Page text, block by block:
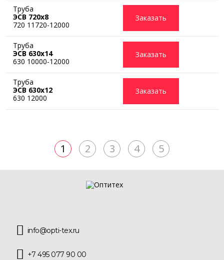
Труба
ЭСВ 720х8
720 11720-12000
Заказать
Труба
ЭСВ 630х14
630 10000-12000
Заказать
Труба
ЭСВ 630х12
630 12000
Заказать
1 2 3 4 5
info@opti-tex.ru
+7 495 077 90 00